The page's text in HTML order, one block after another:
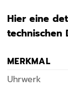
Hier eine
technischen
MERKMAL
Uhrwerk